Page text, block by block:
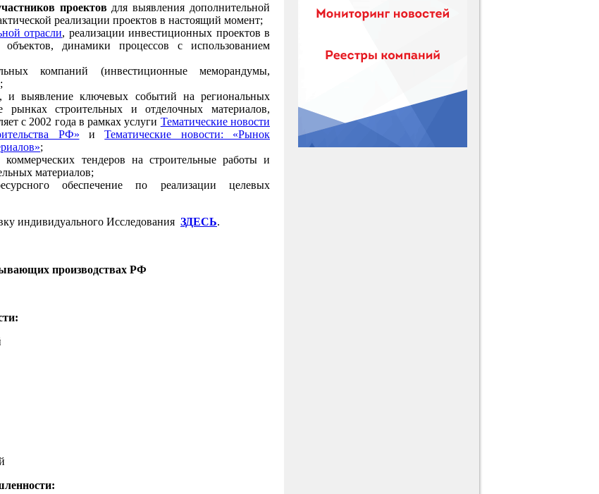
проектов для выявления дополнительной
реализации проектов в настоящий момент;
отрасли, реализации инвестиционных проектов в
объектов, динамики процессов с использованием
компаний (инвестиционные меморандумы,
выявление ключевых событий на региональных
рынках строительных и отделочных материалов,
с 2002 года в рамках услуги Тематические новости
РФ» иТематические новости: «Рынок
;
тендеров на строительные работы и
материалов;
обеспечение по реализации целевых
индивидуального Исследования ЗДЕСЬ.
производствах РФ